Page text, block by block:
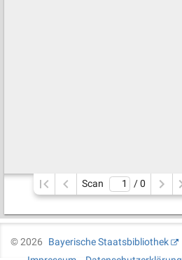
Scan / 0
©2026
Bayerische Staatsbibliothek